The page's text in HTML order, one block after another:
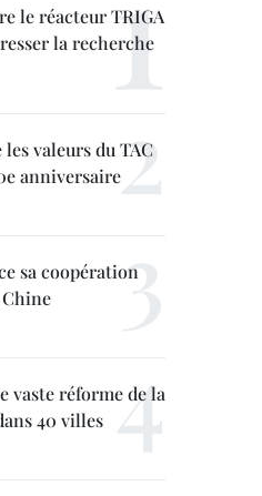
le réacteur TRIGA
la recherche
valeurs du TAC
anniversaire
sa coopération
vaste réforme de la
40 villes